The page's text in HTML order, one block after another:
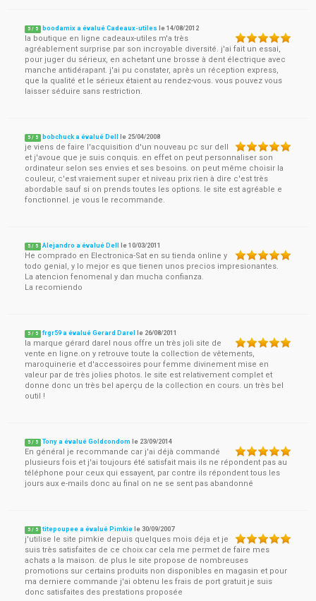
5 / 5 boodamix a évalué Cadeaux-utiles le14/08/2012
la boutique en ligne cadeaux-utiles m'a très
agréablement surprise par son incroyable diversité. j'ai fait un essai,
pour juger du sérieux, en achetant une brosse à dent électrique avec
manche antidérapant. j'ai pu constater, après un réception express,
que la qualité et le sérieux étaient au rendez-vous. vous pouvez vous
laisser séduire sans restriction.
5 / 5 bobchuck a évalué Dell le 25/04/2008
je viens de faire l'acquisition d'un nouveau pc sur dell
et j'avoue que je suis conquis. en effet on peut personnaliser son
ordinateur selon ses envies et ses besoins. on peut même choisir la
couleur, c'est vraiement super et niveau prix rien à dire c'est très
abordable sauf si on prends toutes les options. le site est agréable e
fonctionnel. je vous le recommande.
5 / 5 Alejandro a évalué Dell le10/03/2011
He comprado en Electronica-Sat en su tienda online y
todo genial, y lo mejor es que tienen unos precios impresionantes.
La atencion fenomenal y dan mucha confianza.
La recomiendo
5 / 5 frgr59 a évalué Gerard Darel le 26/08/2011
la marque gérard darel nous offre un très joli site de
vente en ligne.on y retrouve toute la collection de vêtements,
maroquinerie et d'accessoires pour femme divinement mise en
valeur par de très jolies photos. le site est relativement complet et
donne donc un très bel aperçu de la collection en cours. un très bel
outil !
5 / 5 Tony a évalué Goldcondom le 23/09/2014
En général je recommande car j'ai déjà commandé
plusieurs fois et j'ai toujours été satisfait mais ils ne répondent pas au
téléphone pour ceux qui essayent, par contre ils répondent tous les
jours aux e-mails donc au final on ne se sent pas abandonné
5 / 5 titepoupee a évalué Pimkie le30/09/2007
j'utilise le site pimkie depuis quelques mois déja et je
suis très satisfaites de ce choix car cela me permet de faire mes
achats a la maison. de plus le site propose de nombreuses
promotions sur certains produits non disponibles en magasin et pour
ma derniere commande j'ai obtenu les frais de port gratuit je suis
donc satisfaites des prestations proposée